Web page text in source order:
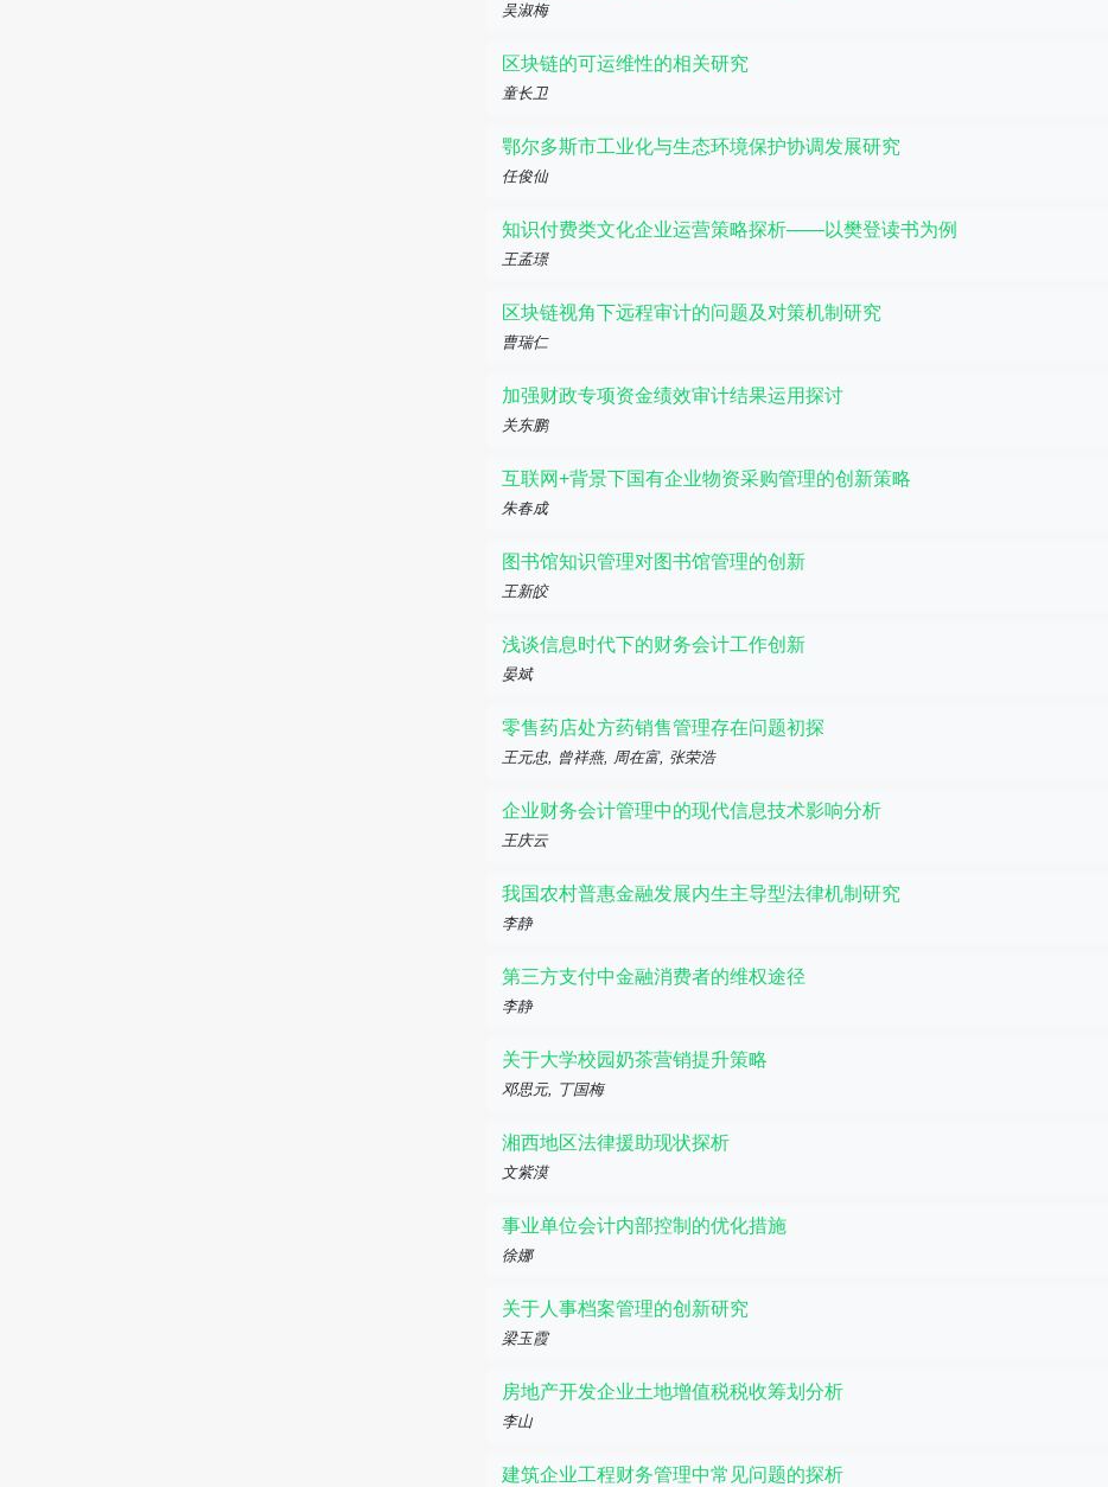
吴淑梅
区块链的可运维性的相关研究
童长卫
鄂尔多斯市工业化与生态环境保护协调发展研究
任俊仙
知识付费类文化企业运营策略探析——以樊登读书为例
王孟璟
区块链视角下远程审计的问题及对策机制研究
曹瑞仁
加强财政专项资金绩效审计结果运用探讨
关东鹏
互联网+背景下国有企业物资采购管理的创新策略
朱春成
图书馆知识管理对图书馆管理的创新
王新皎
浅谈信息时代下的财务会计工作创新
晏斌
零售药店处方药销售管理存在问题初探
王元忠, 曾祥燕, 周在富, 张荣浩
企业财务会计管理中的现代信息技术影响分析
王庆云
我国农村普惠金融发展内生主导型法律机制研究
李静
第三方支付中金融消费者的维权途径
李静
关于大学校园奶茶营销提升策略
邓思元, 丁国梅
湘西地区法律援助现状探析
文紫漠
事业单位会计内部控制的优化措施
徐娜
关于人事档案管理的创新研究
梁玉霞
房地产开发企业土地增值税税收筹划分析
李山
建筑企业工程财务管理中常见问题的探析